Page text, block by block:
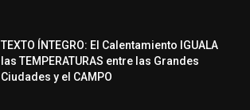
TEXTO ÍNTEGRO: El Calentamiento IGUALA
las TEMPERATURAS entre las Grandes
Ciudades y el CAMPO